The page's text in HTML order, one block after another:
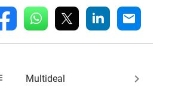
fb whatsapp linkedin mail
Multideal keyboard_arrow_right